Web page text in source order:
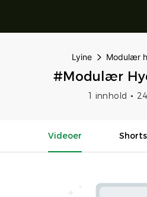
Lyine Modulær
#Modulær
1 innhold
Videoer Shorts